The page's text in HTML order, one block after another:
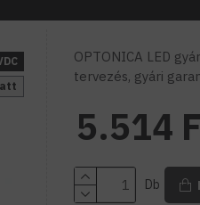
OPTONICA LED
tervezés, gyári
5.514
Db